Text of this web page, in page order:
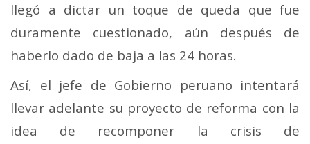
llegó a dictar un toque de queda que fue
duramente cuestionado, aún después de
haberlo dado de baja a las 24 horas.
Así, el jefe de Gobierno peruano intentará
llevar adelante su proyecto de reforma con la
idea de recomponer la crisis de